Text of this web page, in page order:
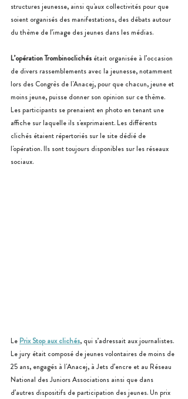
structures jeunesse, ainsi qu'aux collectivités pour que
soient organisés des manifestations, des débats autour
du thème de l’image des jeunes dans les médias.
L’opération Trombinoclichés était organisée à l’occasion
de divers rassemblements avec la jeunesse, notamment
lors des Congrès de l'Anacej, pour que chacun, jeune et
moins jeune, puisse donner son opinion sur ce thème.
Les participants se prenaient en photo en tenant une
affiche sur laquelle ils s'exprimaient. Les différents
clichés étaient répertoriés sur le site dédié de
l'opération. Ils sont toujours disponibles sur les réseaux
sociaux.
Le Prix Stop aux clichés, qui s’adressait aux journalistes.
Le jury était composé de jeunes volontaires de moins de
25 ans, engagés à l'Anacej, à Jets d’encre et au Réseau
National des Juniors Associations ainsi que dans
d’autres dispositifs de participation des jeunes. Un prix